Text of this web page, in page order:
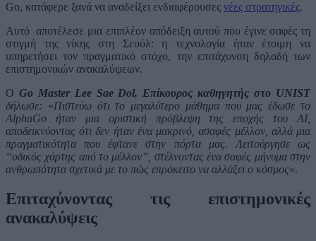
Go, κατάφερε ξανά να αναδείξει ενδιαφέρουσες νέες στρατηγικές.
Αυτό αποτέλεσε μια επιπλέον απόδειξη αυτού που έγινε σαφές τη
στιγμή της νίκης στη Σεούλ: η τεχνολογία ήταν έτοιμη να
υπηρετήσει τον πραγματικό στόχο, την επιτάχυνση δηλαδή των
επιστημονικών ανακαλύψεων.
Ο Go Master Lee Sae Dol, Επίκουρος καθηγητής στο UNIST
δήλωσε: «Πιστεύω ότι το μεγαλύτερο μάθημα που μας έδωσε το
AlphaGo ήταν μια οριστική πρόβλεψη της εποχής του AI,
αποδεικνύοντας ότι δεν ήταν ένα μακρινό, ασαφές μέλλον, αλλά μια
πραγματικότητα που έφτανε στην πόρτα μας. Λειτούργησε ως
“οδικός χάρτης από το μέλλον”, στέλνοντας ένα σαφές μήνυμα στην
ανθρωπότητα σχετικά με το πώς επρόκειτο να αλλάξει ο κόσμος».
Επιταχύνοντας τις επιστημονικές
ανακαλύψεις